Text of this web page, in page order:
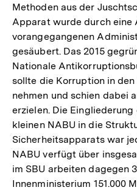
Methoden aus der
Apparat wurde durch eine
vorangegangenen
gesäubert. Das 2015
Nationale
sollte die Korruption in den
nehmen und schien dabei
erzielen. Die
kleinen NABU in die
Sicherheitsapparats war
NABU verfügt über
im SBU arbeiten dagegen
Innenministerium 151.000